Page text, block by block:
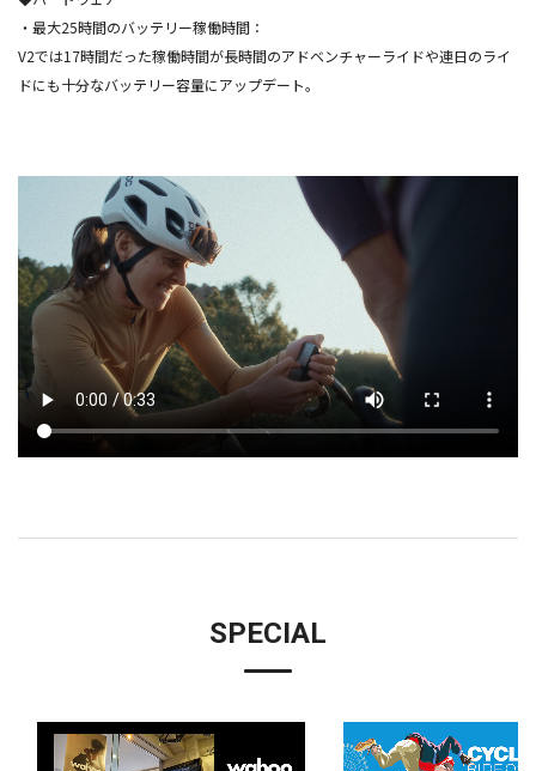
・最大25時間のバッテリー稼働時間：
V2では17時間だった稼働時間が長時間のアドベンチャーライドや連日のライ
ドにも十分なバッテリー容量にアップデート。
SPECIAL